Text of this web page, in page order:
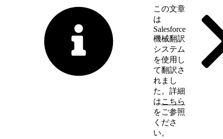
この文章
は
Salesforce
機械翻訳
システム
を使用し
て翻訳さ
れまし
た。詳細
はこちら
をご参照
くださ
い。